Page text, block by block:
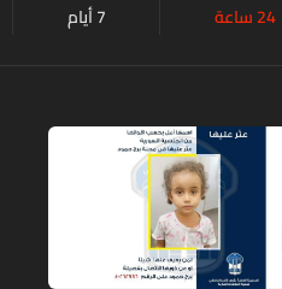
24 ساعة 7 أيام